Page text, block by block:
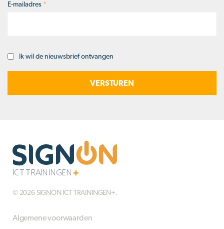
E-mailadres *
Opt-Ik wil de nieuwsbrief ontvangen
© 2026 SIGNON ICT TRAININGEN+.
Algemene voorwaarden